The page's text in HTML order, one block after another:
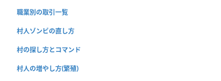
職業別の取引一覧
村人ゾンビの直し方
村の探し方とコマンド
村人の増やし方(繁殖)